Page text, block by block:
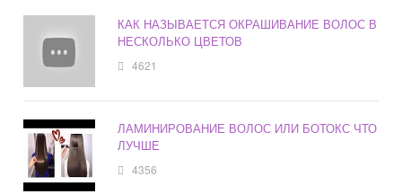
КАК НАЗЫВАЕТСЯ ОКРАШИВАНИЕ ВОЛОС В
НЕСКОЛЬКО ЦВЕТОВ
4621
ЛАМИНИРОВАНИЕ ВОЛОС ИЛИ БОТОКС ЧТО
ЛУЧШЕ
4356